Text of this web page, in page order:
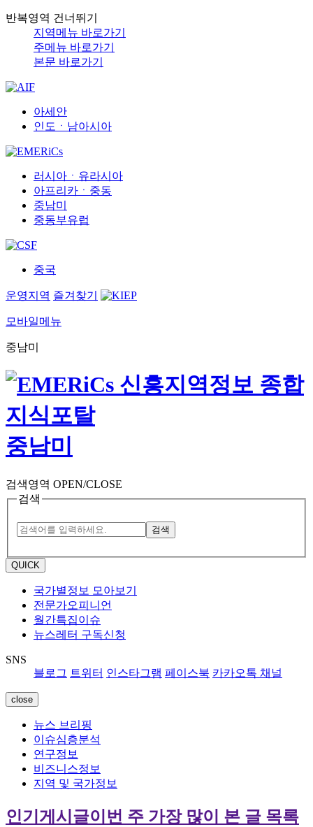
반복영역 건너뛰기
지역메뉴 바로가기
주메뉴 바로가기
본문 바로가기
아세안
인도ㆍ남아시아
러시아ㆍ유라시아
아프리카ㆍ중동
중남미
중동부유럽
중국
운영지역 즐겨찾기
모바일메뉴
중남미
중남미
검색영역 OPEN/CLOSE
검색
검색
QUICK
국가별정보 모아보기
전문가오피니언
월간특집이슈
뉴스레터 구독신청
SNS
블로그 트위터 인스타그램 페이스북 카카오톡 채널
close
뉴스 브리핑
이슈심층분석
연구정보
비즈니스정보
지역 및 국가정보
인기게시글이번 주 가장 많이 본 글 목록